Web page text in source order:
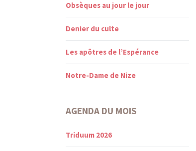
Obsèques au jour le jour
Denier du culte
Les apôtres de l’Espérance
Notre-Dame de Nize
AGENDA DU MOIS
Triduum 2026